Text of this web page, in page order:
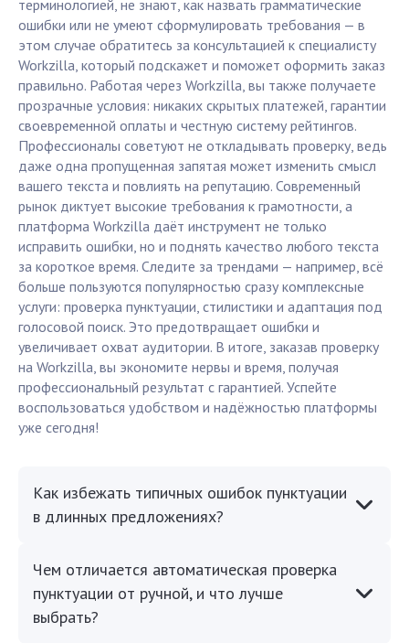
терминологией, не знают, как назвать грамматические
ошибки или не умеют сформулировать требования — в
этом случае обратитесь за консультацией к специалисту
Workzilla, который подскажет и поможет оформить заказ
правильно. Работая через Workzilla, вы также получаете
прозрачные условия: никаких скрытых платежей, гарантии
своевременной оплаты и честную систему рейтингов.
Профессионалы советуют не откладывать проверку, ведь
даже одна пропущенная запятая может изменить смысл
вашего текста и повлиять на репутацию. Современный
рынок диктует высокие требования к грамотности, а
платформа Workzilla даёт инструмент не только
исправить ошибки, но и поднять качество любого текста
за короткое время. Следите за трендами — например, всё
больше пользуются популярностью сразу комплексные
услуги: проверка пунктуации, стилистики и адаптация под
голосовой поиск. Это предотвращает ошибки и
увеличивает охват аудитории. В итоге, заказав проверку
на Workzilla, вы экономите нервы и время, получая
профессиональный результат с гарантией. Успейте
воспользоваться удобством и надёжностью платформы
уже сегодня!
Как избежать типичных ошибок пунктуации
в длинных предложениях?
Чем отличается автоматическая проверка
пунктуации от ручной, и что лучше
выбрать?